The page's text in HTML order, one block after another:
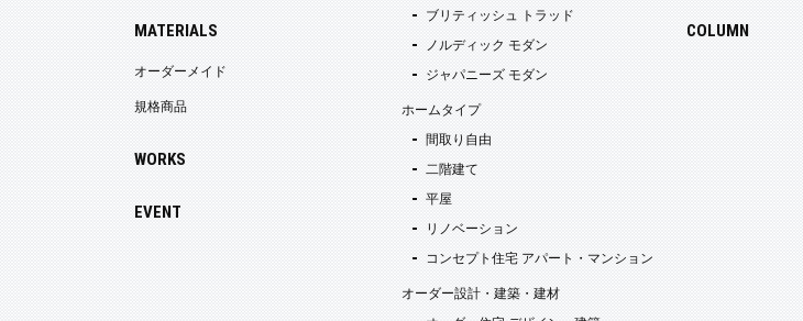
MATERIALS
オーダーメイド
規格商品
WORKS
EVENT
ブリティッシュ トラッド
ノルディック モダン
ジャパニーズ モダン
ホームタイプ
間取り自由
二階建て
平屋
リノベーション
コンセプト住宅 アパート・マンション
オーダー設計・建築・建材
COLUMN